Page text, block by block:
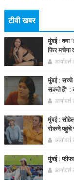
टीवी खबर
मुंबई : क्या
फिर मचेगा
मुंबई : सच्चे
सकते हैं” :
मुंबई :
रोकने पहुंचे
मुंबई :